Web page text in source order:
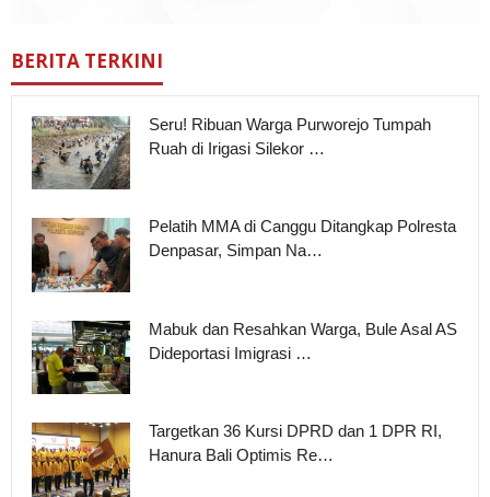
BERITA TERKINI
Seru! Ribuan Warga Purworejo Tumpah
Ruah di Irigasi Silekor …
Pelatih MMA di Canggu Ditangkap Polresta
Denpasar, Simpan Na…
Mabuk dan Resahkan Warga, Bule Asal AS
Dideportasi Imigrasi …
Targetkan 36 Kursi DPRD dan 1 DPR RI,
Hanura Bali Optimis Re…